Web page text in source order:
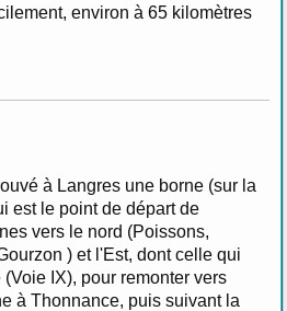
environ à 65 kilomètres
à Langres une borne (sur la
est le point de départ de
vers le nord (Poissons,
) et l'Est, dont celle qui
IX), pour remonter vers
à Thonnance, puis suivant la